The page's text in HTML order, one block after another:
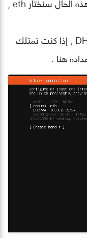
ستجد أيضا خيارا إضافيا لإعداد DHCP IP , إذا كنت تمتلك